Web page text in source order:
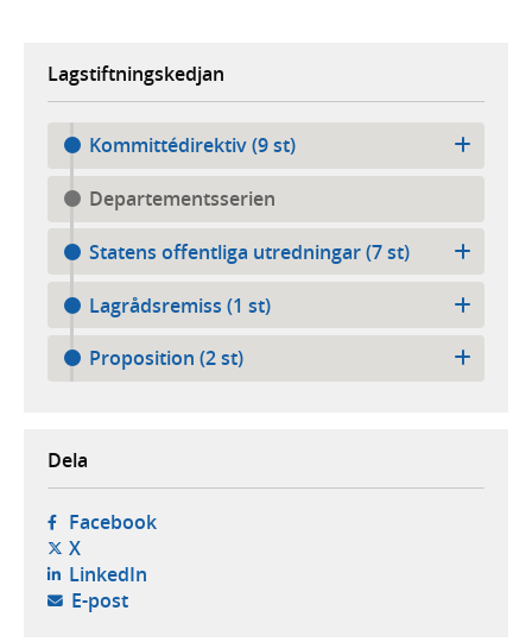
Lagstiftningskedjan
Kommittédirektiv (9 st)
Departementsserien
Statens offentliga utredningar (7 st)
Lagrådsremiss (1 st)
Proposition (2 st)
Dela
Facebook- öppnas i ny flik, extern webbplats,
X- öppnas i ny flik, extern webbplats,
LinkedIn- öppnas i ny flik, extern webbplats,
E-post- öppnar din e-postklient,